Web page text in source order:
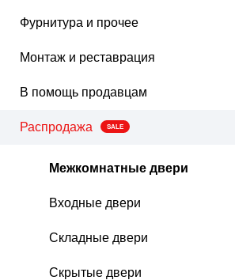
Фурнитура и прочее
Монтаж и реставрация
В помощь продавцам
Распродажа SALE
Межкомнатные двери
Входные двери
Складные двери
Скрытые двери